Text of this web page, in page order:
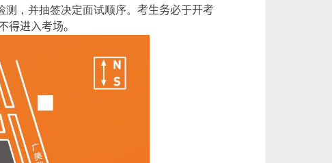
，并抽签决定面试顺序。 考生务必于开考
得进入考场。